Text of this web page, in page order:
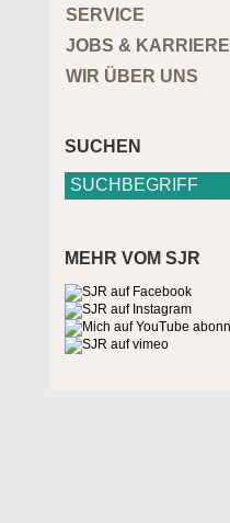
SERVICE
JOBS & KARRIERE
WIR ÜBER UNS
SUCHEN
MEHR VOM SJR